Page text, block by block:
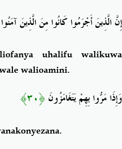
إِنَّ الَّذِينَ أَجْرَمُوا كَانُوا مِنَ الَّذِينَ
uhalifu walikuwa
walioamini.
وَإِذَا مَرُّوا بِهِمْ يَتَغَامَزُونَ﴿٣٠﴾